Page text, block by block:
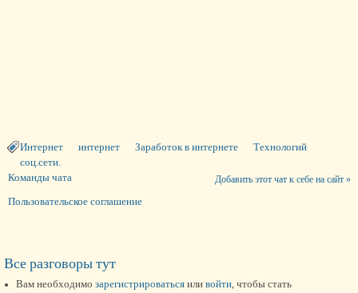
Интернет интернет Заработок в интернете
Технологий
соц.сети.
Добавить этот чат к себе на сайт »
Команды чата
Пользовательское соглашение
Все разговоры тут
Вам необходимо зарегистрироваться или войти, чтобы стать